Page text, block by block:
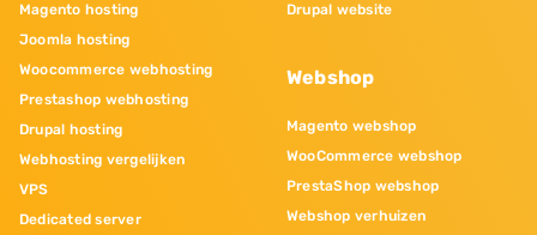
Magento hosting
Joomla hosting
Woocommerce webhosting
Prestashop webhosting
Drupal hosting
Webhosting vergelijken
VPS
Dedicated server
Drupal website
Webshop
Magento webshop
WooCommerce webshop
PrestaShop webshop
Webshop verhuizen